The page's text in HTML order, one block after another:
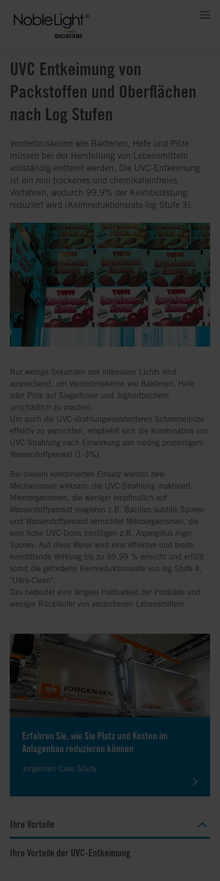
UVC Entkeimung von
Packstoffen und Oberflächen
nach Log Stufen
Verderbniskeime wie Bakterien, Hefe und Pilze
müssen bei der Herstellung von Lebensmitteln
vollständig entfernt werden. Die UVC-Entkeimung
ist ein rein trockenes und chemikalienfreies
Verfahren, wodurch 99,9% der Keimbelastung
reduziert wird (Keimreduktionsrate log Stufe 3).
Nur wenige Sekunden des intensiven Lichts sind
ausreichend, um Verderbniskeime wie Bakterien, Hefe
oder Pilze auf Siegelfolien und Joghurtbechern
unschädlich zu machen.
Um auch die UVC-strahlungsresistenteren Schimmelpilze
effektiv zu vernichten, empfiehlt sich die Kombination von
UVC-Strahlung nach Einwirkung von niedrig prozentigem
Wasserstoffperoxid (1-3%).
Bei diesem kombinierten Einsatz werden zwei
Mechanismen wirksam: die UVC-Strahlung inaktiviert
Mikroorganismen, die weniger empfindlich auf
Wasserstoffperoxid reagieren z.B. Bacillus subtilis Sporen
und Wasserstoffperoxid vernichtet Mikroorganismen, die
eine hohe UVC-Dosis benötigen z.B. Aspergillus niger
Sporen. Auf diese Weise wird eine effektive und breite
keimtötende Wirkung bis zu 99,99 % erreicht und erfüllt
somit die geforderte Keimreduktionsrate von log Stufe 4,
"Ultra-Clean".
Das bedeutet eine längere Haltbarkeit der Produkte und
weniger Rückläufer von verdorbenen Lebensmitteln.
Erfahren Sie, wie Sie Platz und Kosten im
Anlagenbau reduzieren können
Jorgensen Case Study
Ihre Vorteile
Ihre Vorteile der UVC-Entkeimung